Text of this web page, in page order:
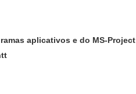
aplicativos e do MS-Project